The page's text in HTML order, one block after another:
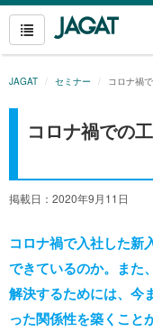
JAGAT セミナー コロナ禍
コロナ禍での
掲載日：2020年9月11日
コロナ禍で入社した新
できているのか。また
解決するためには、今
った関係性を築くこと